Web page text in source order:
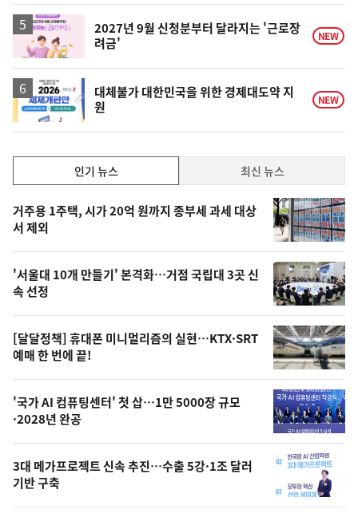
상
승
2027년 9월 신청분부터 달라지는 '근로장
려금'
NEW
대체불가 대한민국을 위한 경제대도약 지
원
NEW
기,
최
신,
오
늘
의
영
상
오
의
사
진
인기 뉴스 최신 뉴스
인
기
뉴
스
거주용 1주택, 시가 20억 원까지 종부세 과세 대상
서 제외
'서울대 10개 만들기' 본격화…거점 국립대 3곳 신
속 선정
[달달정책] 휴대폰 미니멀리즘의 실현…KTX·SRT
예매 한 번에 끝!
'국가 AI 컴퓨팅센터' 첫 삽…1만 5000장 규모
·2028년 완공
3대 메가프로젝트 신속 추진…수출 5강·1조 달러
기반 구축